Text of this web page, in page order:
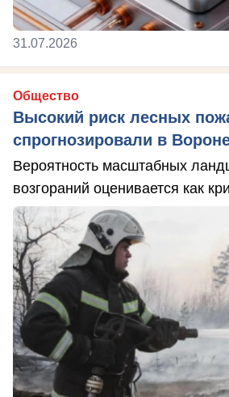
31.07.2026
Общество
Высокий риск лесных
спрогнозировали в
Вероятность масштабных
возгораний оценивается как